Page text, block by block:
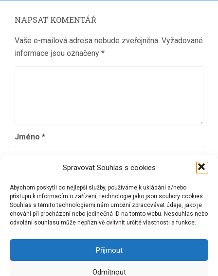
Spravovat Souhlas s cookies
Abychom poskytli co nejlepší služby, používáme k ukládání a/nebo
přístupu k informacím o zařízení, technologie jako jsou soubory cookies.
Souhlas s těmito technologiemi nám umožní zpracovávat údaje, jako je
chování při procházení nebo jedinečná ID na tomto webu. Nesouhlas nebo
odvolání souhlasu může nepříznivě ovlivnit určité vlastnosti a funkce.
Příjmout
Odmítnout
NAPSAT KOMENTÁŘ
Vaše e-mailová adresa nebude zveřejněna. Vyžadované
informace jsou označeny *
Jméno *
Webová stránka